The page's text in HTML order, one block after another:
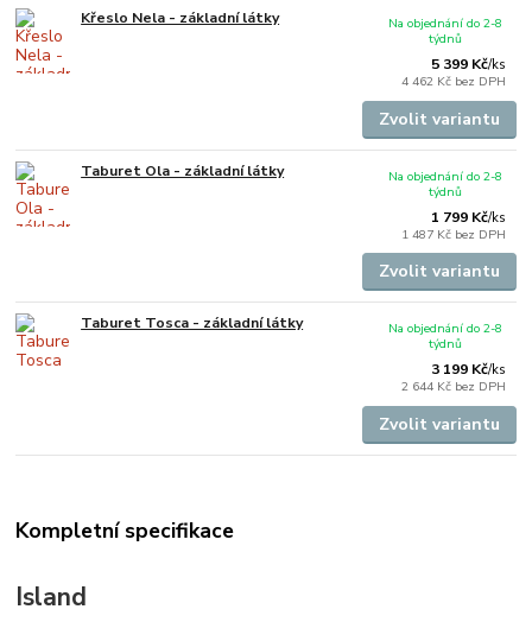
Křeslo Nela - základní látky
5 399 Kč/ks
4 462 Kč bez DPH
Na objednání do 2-8
týdnů
Zvolit variantu
Taburet Ola - základní látky
1 799 Kč/ks
1 487 Kč bez DPH
Na objednání do 2-8
týdnů
Zvolit variantu
Taburet Tosca - základní látky
3 199 Kč/ks
2 644 Kč bez DPH
Na objednání do 2-8
týdnů
Zvolit variantu
Kompletní specifikace
Island